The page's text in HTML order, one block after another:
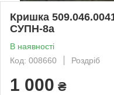
Кришка
СУПН-8а
В наявності
Код: 008660
Роздріб
1 000 ₴